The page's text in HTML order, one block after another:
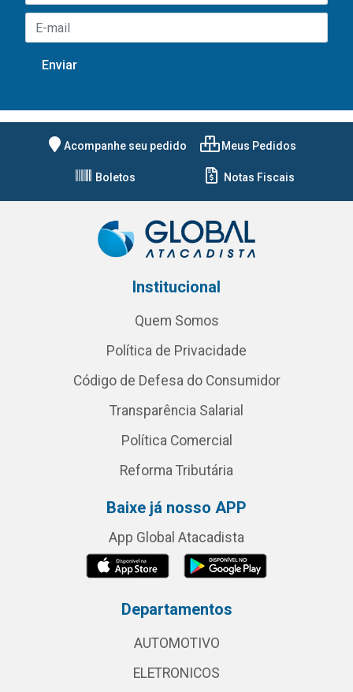
Acompanhe seu pedido Meus Pedidos
Boletos Notas Fiscais
Institucional
Quem Somos
Política de Privacidade
Código de Defesa do Consumidor
Transparência Salarial
Política Comercial
Reforma Tributária
Baixe já nosso APP
App Global Atacadista
Departamentos
AUTOMOTIVO
ELETRONICOS